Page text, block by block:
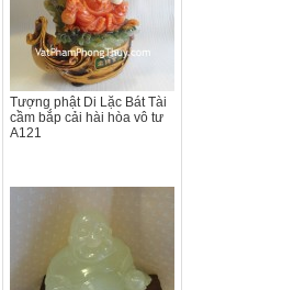
Tượng phật Di Lặc Bát Tài
cầm bắp cải hài hòa vô tư
A121